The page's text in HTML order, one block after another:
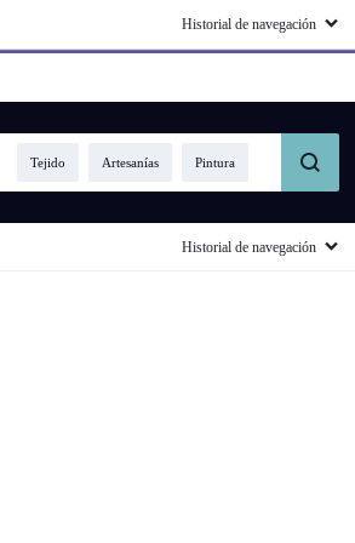
Programa Nacional de Estímulos 2025.
Tejido Artesanías Pintura
Historial de navegación
Historial de navegación